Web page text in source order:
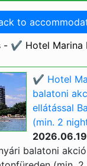
to
- ✔️ Hotel Marina
✔️ Hotel
balatoni
ellátással
(min. 2
balatoni